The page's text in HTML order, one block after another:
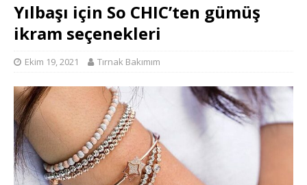
Yılbaşı için So CHIC’ten gümüş
ikram seçenekleri
Ekim 19, 2021 Tırnak Bakımım